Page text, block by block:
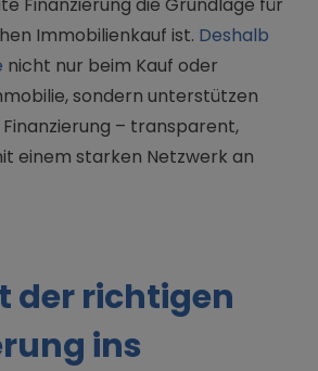
Finanzierung die Grundlage für
Immobilienkauf ist. Deshalb
nicht nur beim Kauf oder
sondern unterstützen
– transparent,
einem starken Netzwerk an
der richtigen
ins